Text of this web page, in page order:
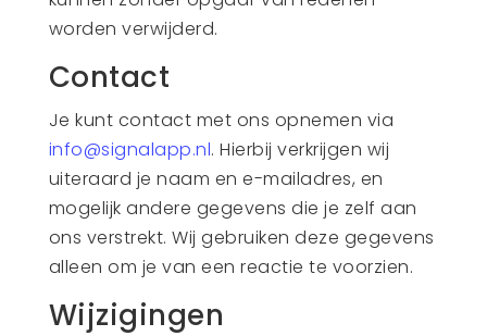
worden verwijderd.
Contact
Je kunt contact met ons opnemen via
info@signalapp.nl. Hierbij verkrijgen wij
uiteraard je naam en e-mailadres, en
mogelijk andere gegevens die je zelf aan
ons verstrekt. Wij gebruiken deze gegevens
alleen om je van een reactie te voorzien.
Wijzigingen